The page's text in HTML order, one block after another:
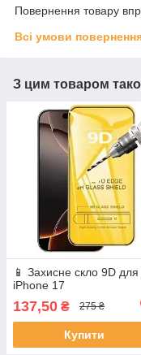
Повернення товару
Всі умови
З цим товаром
📱 Захисне скло 9D для
iPhone 17
137,50 ₴ 275 ₴
Купити